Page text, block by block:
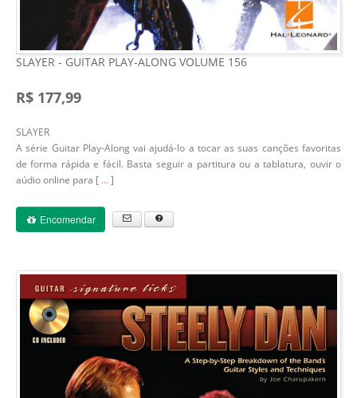
SLAYER - GUITAR PLAY-ALONG VOLUME 156
R$ 177,99
SLAYER
A série Guitar Play-Along vai ajudá-lo a tocar as suas canções favoritas
de forma rápida e fácil. Basta seguir a partitura ou a tablatura, ouvir o
aúdio online para [ ...]
Encomendar